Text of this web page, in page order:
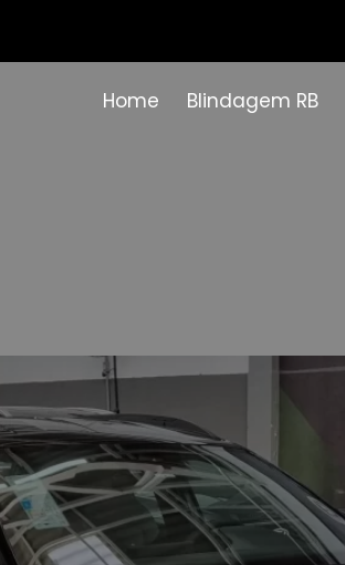
Home Blindagem RB